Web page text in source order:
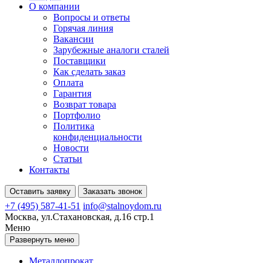
О компании
Вопросы и ответы
Горячая линия
Вакансии
Зарубежные аналоги сталей
Поставщики
Как сделать заказ
Оплата
Гарантия
Возврат товара
Портфолио
Политика
конфиденциальности
Новости
Статьи
Контакты
Оставить заявку Заказать звонок
+7 (495) 587-41-51 info@stalnoydom.ru
Москва, ул.Стахановская, д.16 стр.1
Меню
Развернуть меню
Металлопрокат